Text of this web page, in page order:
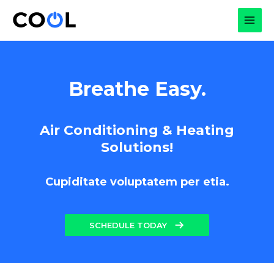
Breathe Easy.
Air Conditioning & Heating
Solutions!
Cupiditate voluptatem per etia.
SCHEDULE TODAY